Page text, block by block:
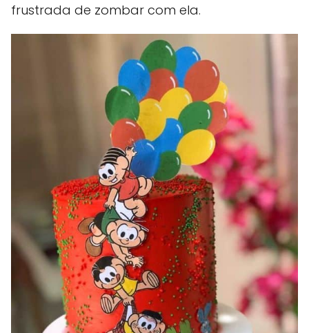
frustrada de zombar com ela.